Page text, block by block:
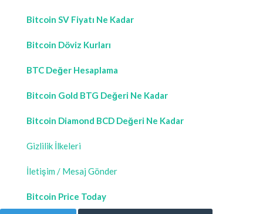
Bitcoin SV Fiyatı Ne Kadar
Bitcoin Döviz Kurları
BTC Değer Hesaplama
Bitcoin Gold BTG Değeri Ne Kadar
Bitcoin Diamond BCD Değeri Ne Kadar
Gizlilik İlkeleri
İletişim / Mesaj Gönder
Bitcoin Price Today